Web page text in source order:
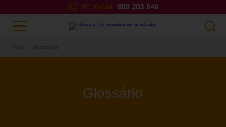
Nº Verde 800 203 646
Glossário
Glossário